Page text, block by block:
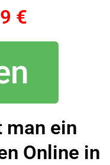
€
man ein
Online in